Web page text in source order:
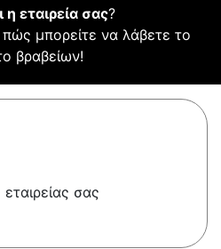
η εταιρεία σας?
πώς μπορείτε να λάβετε το
βραβείων!
σας